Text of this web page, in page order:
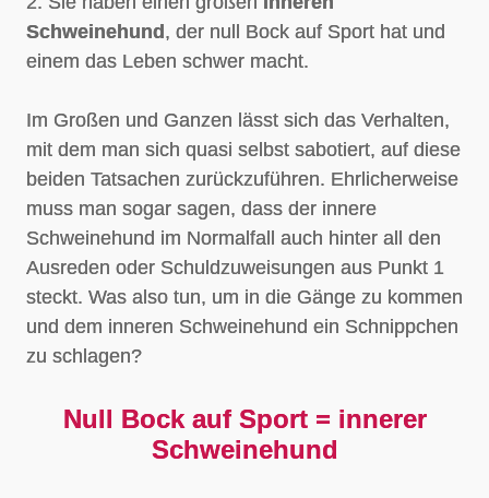
Schweinehund , der null Bock auf Sport hat und
einem das Leben schwer macht.
Im Großen und Ganzen lässt sich das Verhalten,
mit dem man sich quasi selbst sabotiert, auf diese
beiden Tatsachen zurückzuführen. Ehrlicherweise
muss man sogar sagen, dass der innere
Schweinehund im Normalfall auch hinter all den
Ausreden oder Schuldzuweisungen aus Punkt 1
steckt. Was also tun, um in die Gänge zu kommen
und dem inneren Schweinehund ein Schnippchen
zu schlagen?
Null Bock auf Sport = innerer
Schweinehund